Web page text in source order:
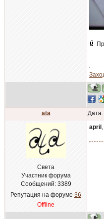
ata
Света
Участник форума
Сообщений: 3389
Репутация на форуме 36
Offline
april